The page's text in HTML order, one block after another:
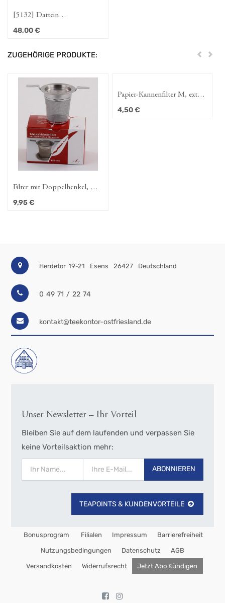
Dattein
ZUGEHÖRIGE PRODUKTE: Zurück
Doppelhenkel, D.
Papier-Kannenfilter M, extra
Papier-Kannenfilter M, extra
Herdetor 19-21 Esens 26427 Deutschland
0 49 71 / 22 74
kontakt@teekontor-ostfriesland.de
Unser Newsletter – Ihr Vorteil
Bleiben Sie auf dem laufenden und verpassen Sie
keine Vorteilsaktion mehr:
ABONNIEREN
TEAPOINTS & KUNDENVORTEILE
Bonusprogram Filialen Impressum Barrierefreiheit
Nutzungsbedingungen Datenschutz AGB
Versandkosten Widerrufsrecht Jetzt Abo Kündigen